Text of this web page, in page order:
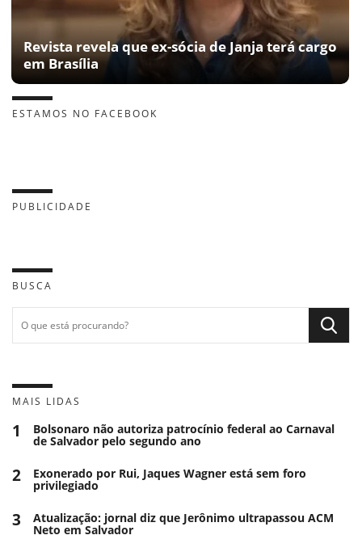
Revista revela que ex-sócia de Janja terá cargo
em Brasília
ESTAMOS NO FACEBOOK
PUBLICIDADE
BUSCA
MAIS LIDAS
1 Bolsonaro não autoriza patrocínio federal ao Carnaval
de Salvador pelo segundo ano
2 Exonerado por Rui, Jaques Wagner está sem foro
privilegiado
3 Atualização: jornal diz que Jerônimo ultrapassou ACM
Neto em Salvador